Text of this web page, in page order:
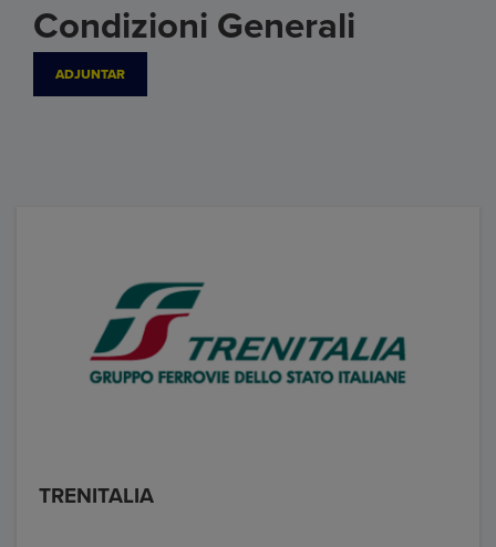
Condizioni Generali
ADJUNTAR
TRENITALIA